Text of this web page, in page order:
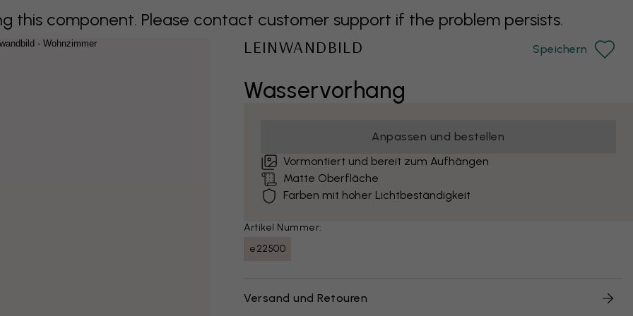
this component. Please contact customer support if the problem persists.
Wasservorhang
LEINWANDBILD Speichern
Anpassen und bestellen
Vormontiert und bereit zum Aufhängen
Matte Oberfläche
Farben mit hoher Lichtbeständigkeit
Artikel Nummer:
e22500
Versand und Retouren